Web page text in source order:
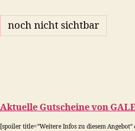
noch nicht sichtbar
Aktuelle Gutscheine von
[spoiler title=“Weitere Infos zu diesem